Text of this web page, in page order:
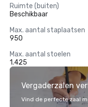
Ruimte (buiten)
Beschikbaar
Max. aantal staplaatsen
950
Max. aantal stoelen
1.425
Vergaderzalen
Vind de perfecte zaal